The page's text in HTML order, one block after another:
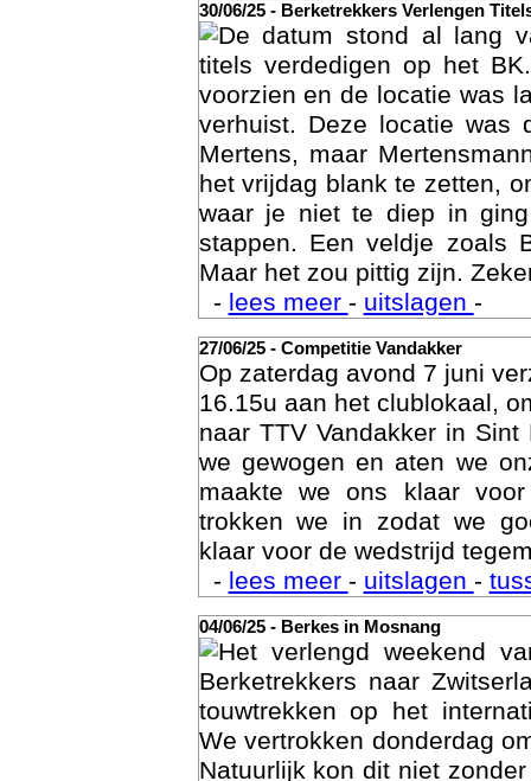
30/06/25 - Berketrekkers Verlengen
De datum stond al lang
titels verdedigen op het
voorzien en de locatie was
verhuist. Deze locatie was
Mertens, maar
het vrijdag blank te zetten,
waar je niet te diep in
stappen. Een veldje zoals
Maar het zou pittig zijn.
- lees meer - uitslagen -
27/06/25 - Competitie Vandakker
Op zaterdag avond 7 juni
16.15u aan het clublokaal,
naar TTV Vandakker in
we gewogen en aten we
maakte we ons klaar
trokken we in zodat we
klaar voor de wedstrijd
- lees meer - uitslagen -
04/06/25 - Berkes in Mosnang
Het verlengd weekend
Berketrekkers naar
touwtrekken op het
We vertrokken donderdag
Natuurlijk kon dit niet